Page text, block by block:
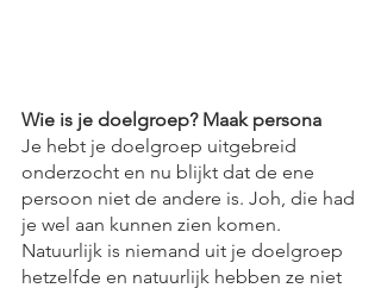
Wie is je doelgroep? Maak persona
Je hebt je doelgroep uitgebreid
onderzocht en nu blijkt dat de ene
persoon niet de andere is. Joh, die had
je wel aan kunnen zien komen.
Natuurlijk is niemand uit je doelgroep
hetzelfde en natuurlijk hebben ze niet